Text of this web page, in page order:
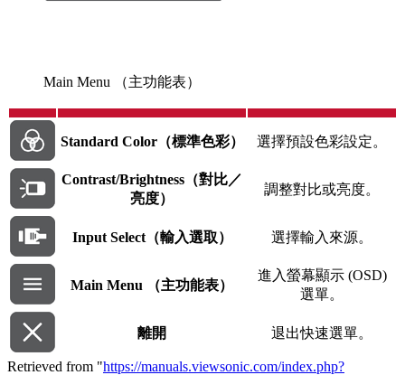
Main Menu （主功能表）
Standard Color（標準色彩） 選擇預設色彩設定。
Contrast/Brightness（對比／
亮度）
調整對比或亮度。
Input Select（輸入選取） 選擇輸入來源。
Main Menu （主功能表）
進入螢幕顯示 (OSD)
選單。
離開 退出快速選單。
Retrieved from "https://manuals.viewsonic.com/index.php?